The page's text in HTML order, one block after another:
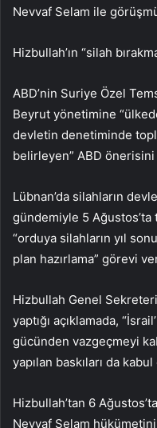
Nevvaf Selam ile
Hizbullah’ın “silah
ABD’nin Suriye Özel
Beyrut yönetimine
devletin denetiminde
belirleyen” ABD
Lübnan’da silahların
gündemiyle 5
“orduya silahların yıl
plan hazırlama” görevi
Hizbullah Genel Sekreteri
yaptığı açıklamada,
gücünden vazgeçmeyi
yapılan baskıları da
Hizbullah’tan 6
Nevvaf Selam